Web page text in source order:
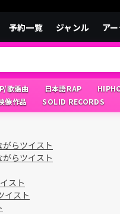
予約一覧 ジャンル ア
歌謡曲 日本語RAP
像作品
SOLID RECORDS
がらツイスト
がらツイスト
スト
イスト